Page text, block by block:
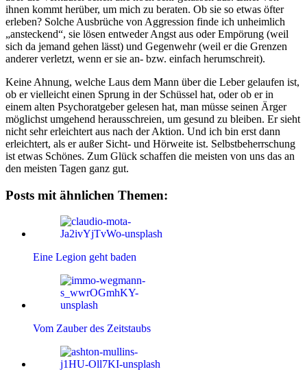
ihnen kommt herüber, um mich zu beraten. Ob sie so etwas öfter
erleben? Solche Ausbrüche von Aggression finde ich unheimlich
„ansteckend“, sie lösen entweder Angst aus oder Empörung (weil
sich da jemand gehen lässt) und Gegenwehr (weil er die Grenzen
anderer verletzt, wenn er sie an- bzw. einfach herumschreit).
Keine Ahnung, welche Laus dem Mann über die Leber gelaufen ist,
ob er vielleicht einen Sprung in der Schüssel hat, oder ob er in
einem alten Psychoratgeber gelesen hat, man müsse seinen Ärger
möglichst umgehend herausschreien, um gesund zu bleiben. Er sieht
nicht sehr erleichtert aus nach der Aktion. Und ich bin erst dann
erleichtert, als er außer Sicht- und Hörweite ist. Selbstbeherrschung
ist etwas Schönes. Zum Glück schaffen die meisten von uns das an
den meisten Tagen ganz gut.
Posts mit ähnlichen Themen:
Eine Legion geht baden
Vom Zauber des Zeitstaubs